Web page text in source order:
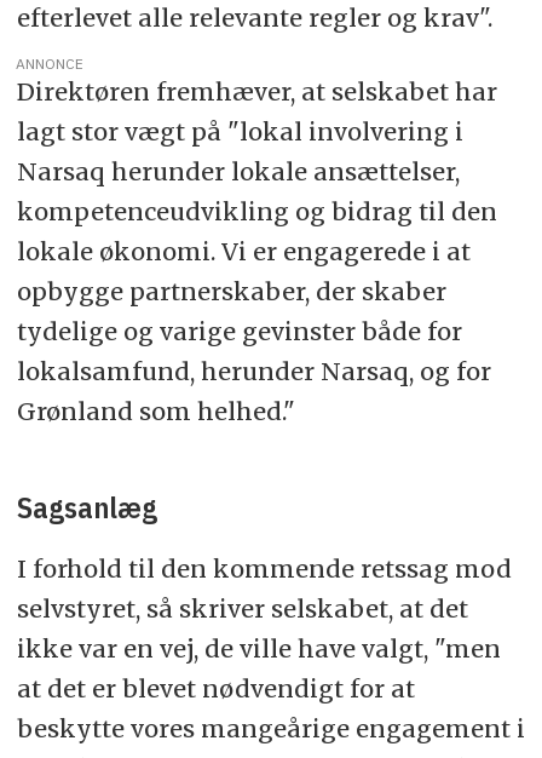
efterlevet alle relevante regler og krav".
ANNONCE
Direktøren fremhæver, at selskabet har
lagt stor vægt på "lokal involvering i
Narsaq herunder lokale ansættelser,
kompetenceudvikling og bidrag til den
lokale økonomi. Vi er engagerede i at
opbygge partnerskaber, der skaber
tydelige og varige gevinster både for
lokalsamfund, herunder Narsaq, og for
Grønland som helhed."
Sagsanlæg
I forhold til den kommende retssag mod
selvstyret, så skriver selskabet, at det
ikke var en vej, de ville have valgt, "men
at det er blevet nødvendigt for at
beskytte vores mangeårige engagement i